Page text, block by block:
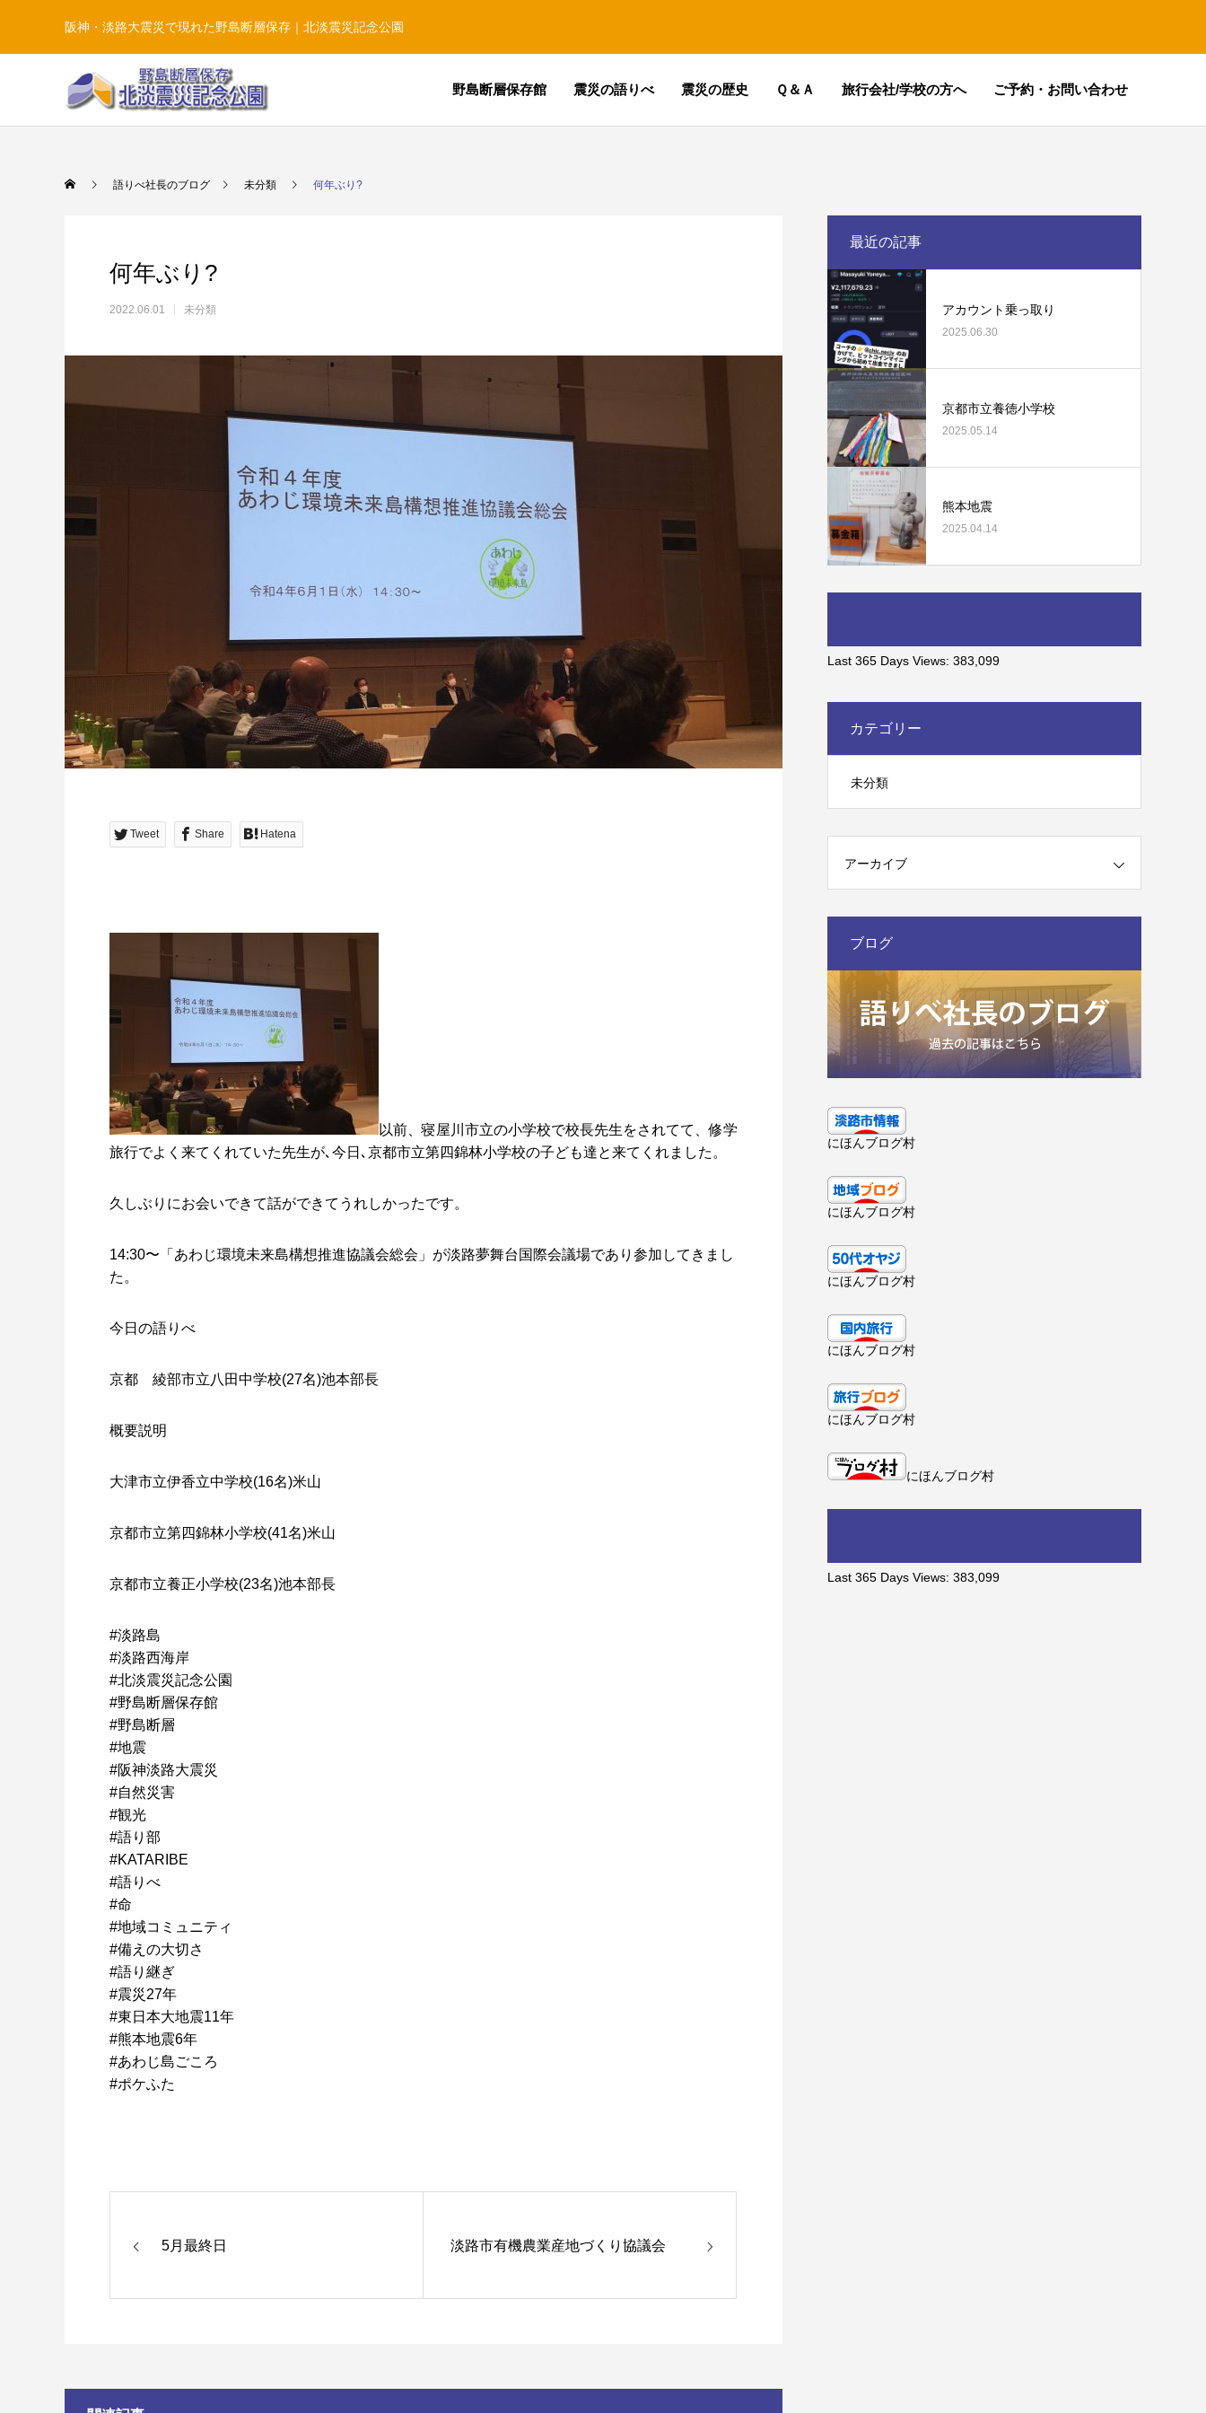
阪神・淡路大震災で現れた野島断層保存｜北淡震災記念公園
野島断層保存館 震災の語りべ 震災の歴史 Ｑ＆Ａ 旅行会社/学校の方へ ご予約・お問い合わせ
語りべ社長のブログ 未分類 何年ぶり?
何年ぶり?
2022.06.01 未分類
Tweet Share Hatena
以前、寝屋川市立の小学校で校長先生をされてて、修学
旅行でよく来てくれていた先生が､今日､京都市立第四錦林小学校の子ども達と来てくれました。
久しぶりにお会いできて話ができてうれしかったです。
14:30〜「あわじ環境未来島構想推進協議会総会」が淡路夢舞台国際会議場であり参加してきまし
た。
今日の語りべ
京都 綾部市立八田中学校(27名)池本部長
概要説明
大津市立伊香立中学校(16名)米山
京都市立第四錦林小学校(41名)米山
京都市立養正小学校(23名)池本部長
#淡路島
#淡路西海岸
#北淡震災記念公園
#野島断層保存館
#野島断層
#地震
#阪神淡路大震災
#自然災害
#観光
#語り部
#KATARIBE
#語りべ
#命
#地域コミュニティ
#備えの大切さ
#語り継ぎ
#震災27年
#東日本大地震11年
#熊本地震6年
#あわじ島ごころ
#ポケふた
5月最終日 淡路市有機農業産地づくり協議会
最近の記事
アカウント乗っ取り
2025.06.30
京都市立養徳小学校
2025.05.14
熊本地震
2025.04.14
Last 365 Days Views: 383,099
カテゴリー
未分類
アーカイブ
ブログ
にほんブログ村
にほんブログ村
にほんブログ村
にほんブログ村
にほんブログ村
にほんブログ村
Last 365 Days Views: 383,099